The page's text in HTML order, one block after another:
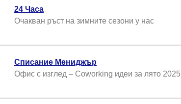
24 Часа
Очакван ръст на зимните сезони у нас
Списание Мениджър
Oфис с изглед – Coworking идеи за лято 2025